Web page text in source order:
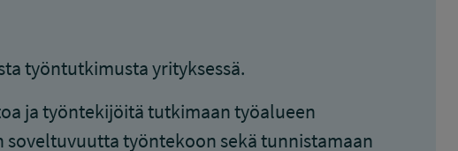
työntutkimusta yrityksessä.
ja työntekijöitä tutkimaan työalueen
työntekoon sekä tunnistamaan